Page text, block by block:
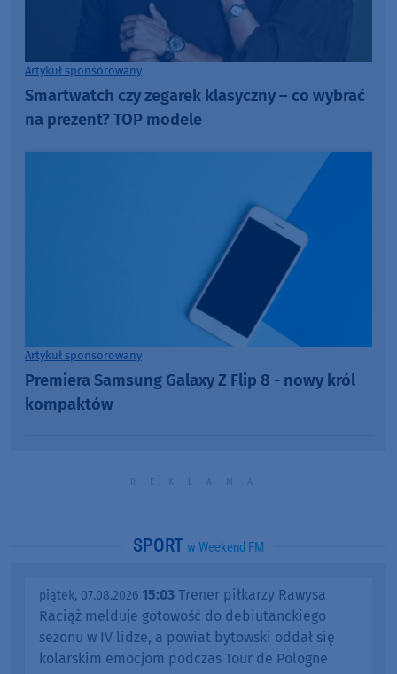
Artykuł sponsorowany
Smartwatch czy zegarek klasyczny – co wybrać
na prezent? TOP modele
Artykuł sponsorowany
Premiera Samsung Galaxy Z Flip 8 - nowy król
kompaktów
SPORT w Weekend FM
piątek, 07.08.2026 15:03 Trener piłkarzy Rawysa
Raciąż melduje gotowość do debiutanckiego
sezonu w IV lidze, a powiat bytowski oddał się
kolarskim emocjom podczas Tour de Pologne